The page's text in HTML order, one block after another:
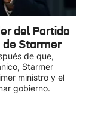
del Partido
Starmer
de que,
Starmer
ministro y el
gobierno.